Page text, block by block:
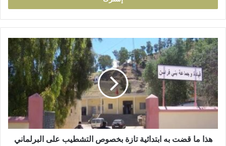
ب
ر
د
ك
ا
ل
إ
ل
ك
ه
ذ
ا
م
ا
ق
ض
ب
هذا ما قضت به ابتدائية تازة بخصوص التشطيب على البرلماني